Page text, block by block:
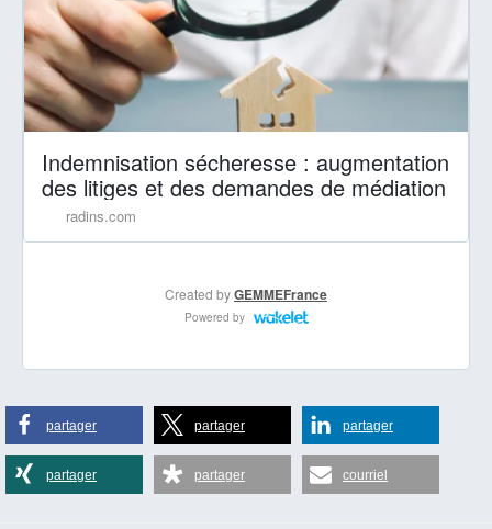
partager partager partager
partager partager courriel